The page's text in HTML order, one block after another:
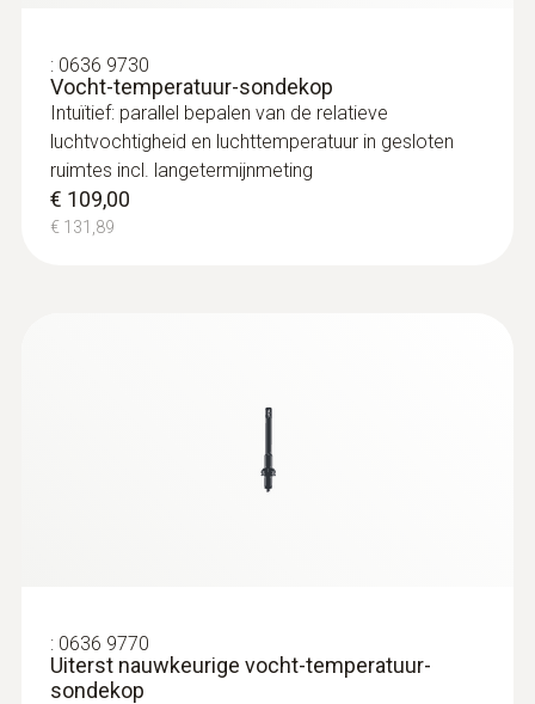
: 0636 9730
Vocht-temperatuur-sondekop
Intuïtief: parallel bepalen van de relatieve
luchtvochtigheid en luchttemperatuur in gesloten
ruimtes incl. langetermijnmeting
€ 109,00
€ 131,89
: 0636 9770
Uiterst nauwkeurige vocht-temperatuur-
sondekop